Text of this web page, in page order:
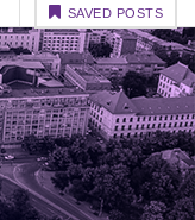
SAVED POSTS